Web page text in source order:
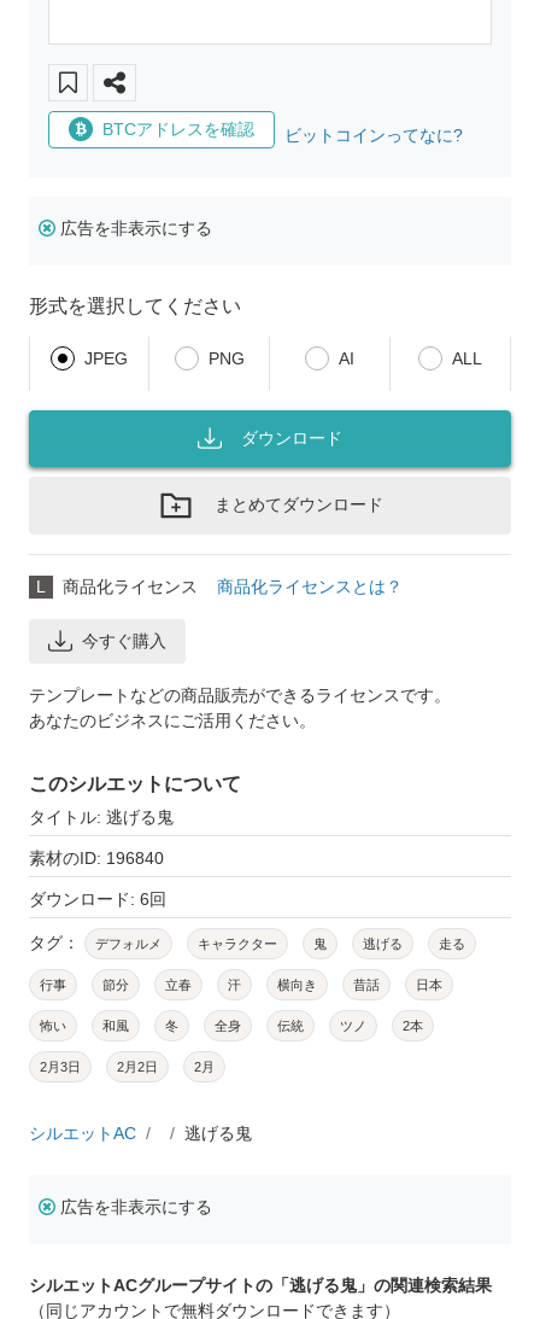
BTCアドレスを確認 ビットコインってなに?
広告を非表示にする
形式を選択してください
JPEG PNG AI ALL
ダウンロード
まとめてダウンロード
L 商品化ライセンス 商品化ライセンスとは？
今すぐ購入
テンプレートなどの商品販売ができるライセンスです。
あなたのビジネスにご活用ください。
このシルエットについて
タイトル: 逃げる鬼
素材のID: 196840
ダウンロード: 6回
タグ： デフォルメ キャラクター 鬼 逃げる 走る
行事 節分 立春 汗 横向き 昔話 日本
怖い 和風 冬 全身 伝統 ツノ 2本
2月3日 2月2日 2月
シルエットAC 逃げる鬼
広告を非表示にする
シルエットACグループサイトの「逃げる鬼」の関連検索結果
（同じアカウントで無料ダウンロードできます）